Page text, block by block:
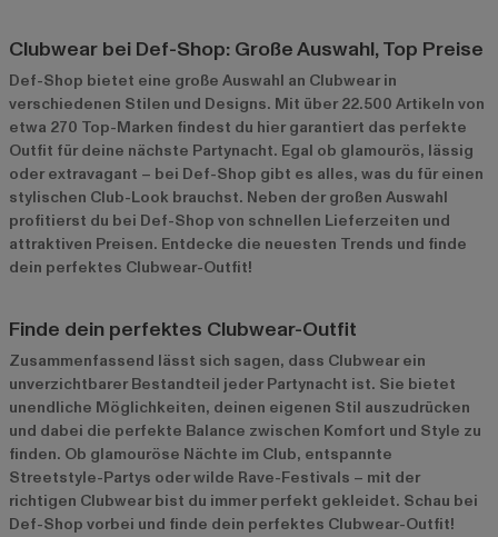
Clubwear bei Def-Shop: Große Auswahl, Top Preise
Def-Shop bietet eine große Auswahl an Clubwear in
verschiedenen Stilen und Designs. Mit über 22.500 Artikeln von
etwa 270 Top-Marken findest du hier garantiert das perfekte
Outfit für deine nächste Partynacht. Egal ob glamourös, lässig
oder extravagant – bei Def-Shop gibt es alles, was du für einen
stylischen Club-Look brauchst. Neben der großen Auswahl
profitierst du bei Def-Shop von schnellen Lieferzeiten und
attraktiven Preisen. Entdecke die neuesten Trends und finde
dein perfektes Clubwear-Outfit!
Finde dein perfektes Clubwear-Outfit
Zusammenfassend lässt sich sagen, dass Clubwear ein
unverzichtbarer Bestandteil jeder Partynacht ist. Sie bietet
unendliche Möglichkeiten, deinen eigenen Stil auszudrücken
und dabei die perfekte Balance zwischen Komfort und Style zu
finden. Ob glamouröse Nächte im Club, entspannte
Streetstyle-Partys oder wilde Rave-Festivals – mit der
richtigen Clubwear bist du immer perfekt gekleidet. Schau bei
Def-Shop vorbei und finde dein perfektes Clubwear-Outfit!